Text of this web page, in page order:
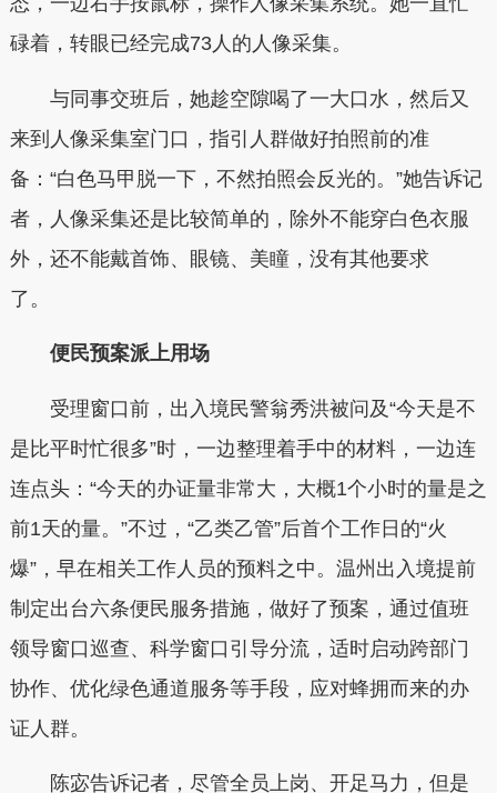
碌着，转眼已经完成73人的人像采集。
与同事交班后，她趁空隙喝了一大口水，然后又
来到人像采集室门口，指引人群做好拍照前的准
备：“白色马甲脱一下，不然拍照会反光的。”她告诉记
者，人像采集还是比较简单的，除外不能穿白色衣服
外，还不能戴首饰、眼镜、美瞳，没有其他要求
了。
便民预案派上用场
受理窗口前，出入境民警翁秀洪被问及“今天是不
是比平时忙很多”时，一边整理着手中的材料，一边连
连点头：“今天的办证量非常大，大概1个小时的量是之
前1天的量。”不过，“乙类乙管”后首个工作日的“火
爆”，早在相关工作人员的预料之中。温州出入境提前
制定出台六条便民服务措施，做好了预案，通过值班
领导窗口巡查、科学窗口引导分流，适时启动跨部门
协作、优化绿色通道服务等手段，应对蜂拥而来的办
证人群。
陈宓告诉记者，尽管全员上岗、开足马力，但是